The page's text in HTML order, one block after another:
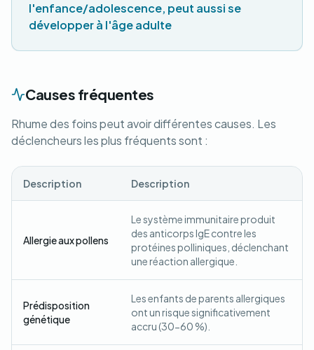
l'enfance/adolescence, peut aussi se
développer à l'âge adulte
Causes fréquentes
Rhume des foins peut avoir différentes causes. Les
déclencheurs les plus fréquents sont :
Description Description
Allergie aux pollens
Le système immunitaire produit
des anticorps IgE contre les
protéines polliniques, déclenchant
une réaction allergique.
Prédisposition
génétique
Les enfants de parents allergiques
ont un risque significativement
accru (30-60 %).